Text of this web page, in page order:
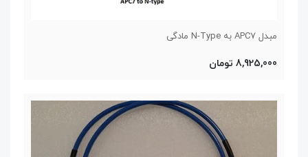
مبدل APC7 به N-Type مادگی
8,925,000 تومان